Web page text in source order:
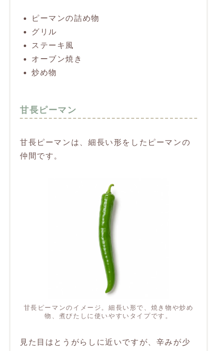
ピーマンの詰め物
グリル
ステーキ風
オーブン焼き
炒め物
甘長ピーマン
甘長ピーマンは、細長い形をしたピーマンの
仲間です。
甘長ピーマンのイメージ。細長い形で、焼き物や炒め
物、煮びたしに使いやすいタイプです。
見た目はとうがらしに近いですが、辛みが少